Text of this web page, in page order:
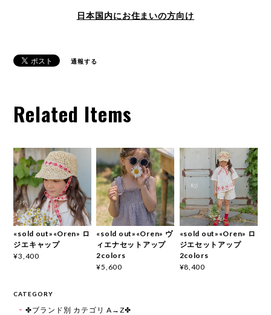
日本国内にお住まいの方向け
通報する
Related Items
«sold out»«Oren» ロ
ジエキャップ
¥3,400
«sold out»«Oren» ヴ
ィエナセットアップ
2colors
¥5,600
«sold out»«Oren» ロ
ジエセットアップ
2colors
¥8,400
CATEGORY
✤ブランド別 カテゴリ A→Z✤